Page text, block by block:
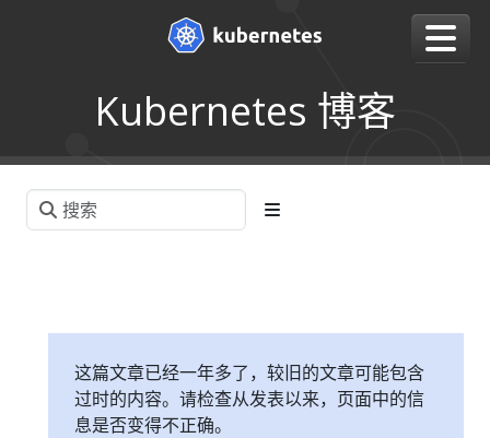
Kubernetes 博客
这篇文章已经一年多了，较旧的文章可能包含
过时的内容。请检查从发表以来，页面中的信
息是否变得不正确。